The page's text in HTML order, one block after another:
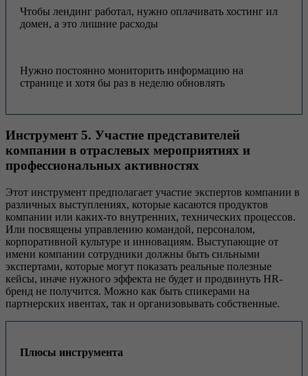
Чтобы лендинг работал, нужно оплачивать хостинг ил
домен, а это лишние расходы
Нужно постоянно мониторить информацию на
странице и хотя бы раз в неделю обновлять
Инструмент 5. Участие представителей
компании в отраслевых мероприятиях и
профессиональных активностях
Этот инструмент предполагает участие экспертов компании в
различных выступлениях, которые касаются продуктов
компании или каких-то внутренних, технических процессов.
Или посвящены управлению командой, персоналом,
корпоративной культуре и инновациям. Выступающие от
имени компании сотрудники должны быть сильными
экспертами, которые могут показать реальные полезные
кейсы, иначе нужного эффекта не будет и продвинуть HR-
бренд не получится. Можно как быть спикерами на
партнерских ивентах, так и организовывать собственные.
Плюсы инструмента